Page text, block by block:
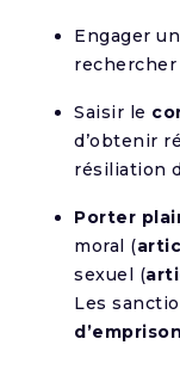
Engager
rechercher
Saisir le
d’obtenir
résiliation
Porter
moral (
sexuel (
Les